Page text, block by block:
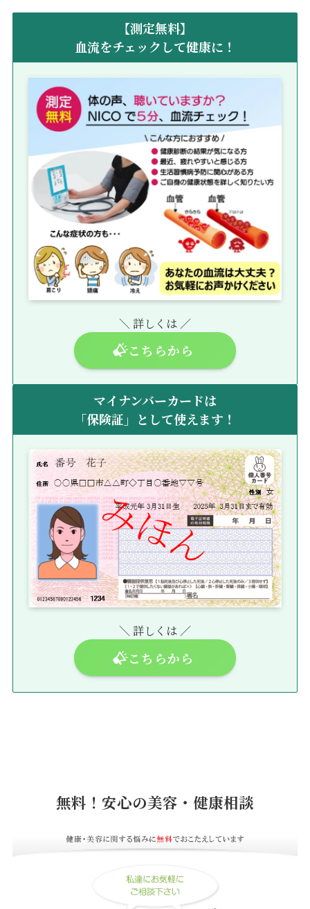
【測定無料】
血流をチェックして健康に！
＼ 詳しくは ／
こちらから
マイナンバーカードは
「保険証」として使えます！
＼ 詳しくは ／
こちらから
無料！安心の美容・健康相談